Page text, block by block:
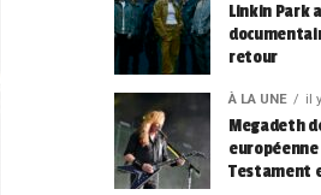
Linkin Park
retour
À LA UNE il
Megadeth
européenne
Testament